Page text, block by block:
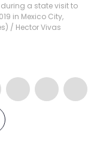
during a state visit to
in Mexico City,
/ Hector Vivas